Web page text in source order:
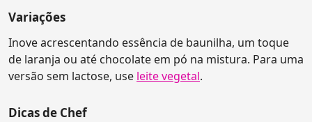
Variações
Inove acrescentando essência de baunilha, um toque
de laranja ou até chocolate em pó na mistura. Para uma
versão sem lactose, use leite vegetal.
Dicas de Chef